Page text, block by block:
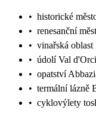
• historické
• renesanční
• vinařská
• údolí Val
• opatství
• termální lázně
• cyklovýlety